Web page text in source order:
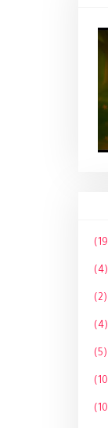
(4)
(2)
(4)
(5)